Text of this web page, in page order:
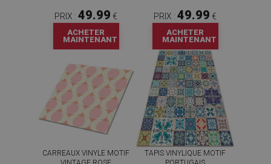
PRIX : 49.99 €
ACHETER
MAINTENANT
PRIX : 49.99 €
ACHETER
MAINTENANT
CARREAUX VINYLE MOTIF
TAPIS VINYLIQUE MOTIF